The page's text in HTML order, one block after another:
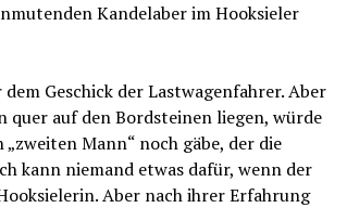
Kandelaber im Hooksieler
Geschick der Lastwagenfahrer. Aber
auf den Bordsteinen liegen, würde
„zweiten Mann“ noch gäbe, der die
kann niemand etwas dafür, wenn der
Aber nach ihrer Erfahrung